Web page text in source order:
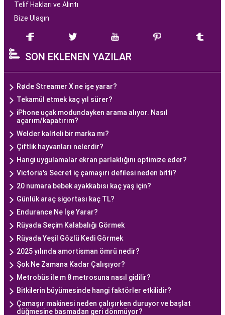
Telif Hakları ve Alıntı
Bize Ulaşın
SON EKLENEN YAZILAR
Røde Streamer X ne işe yarar?
Tekamül etmek kaç yıl sürer?
iPhone uçak modundayken arama alıyor. Nasıl
açarım/kapatırım?
Welder kaliteli bir marka mı?
Çiftlik hayvanları nelerdir?
Hangi uygulamalar ekran parlaklığını optimize eder?
Victoria's Secret iç çamaşırı defilesi neden bitti?
20 numara bebek ayakkabısı kaç yaş için?
Günlük araç sigortası kaç TL?
Endurance Ne İşe Yarar?
Rüyada Seçim Kalabalığı Görmek
Rüyada Yeşil Gözlü Kedi Görmek
2025 yılında amortisman ömrü nedir?
Şok Ne Zamana Kadar Çalışıyor?
Metrobüs ile m 8 metrosuna nasıl gidilir?
Bitkilerin büyümesinde hangi faktörler etkilidir?
Çamaşır makinesi neden çalışırken duruyor ve başlat
düğmesine basmadan geri dönmüyor?